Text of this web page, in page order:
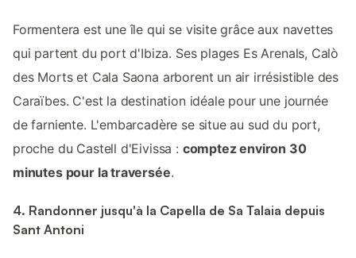
Formentera est une île qui se visite grâce aux navettes
qui partent du port d'Ibiza. Ses plages Es Arenals, Calò
des Morts et Cala Saona arborent un air irrésistible des
Caraïbes. C'est la destination idéale pour une journée
de farniente. L'embarcadère se situe au sud du port,
proche du Castell d'Eivissa : comptez environ 30
minutes pour la traversée.
4. Randonner jusqu'à la Capella de Sa Talaia depuis
Sant Antoni